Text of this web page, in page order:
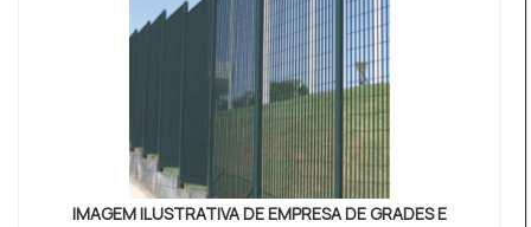
IMAGEM ILUSTRATIVA DE EMPRESA DE GRADES E